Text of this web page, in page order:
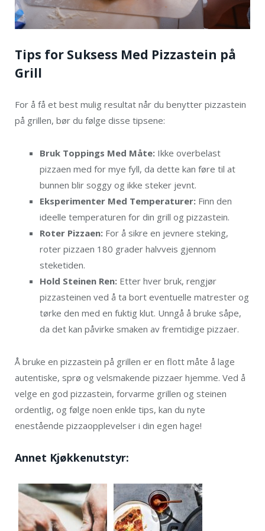
Tips for Suksess Med Pizzastein på
Grill
For å få et best mulig resultat når du benytter pizzastein
på grillen, bør du følge disse tipsene:
Bruk Toppings Med Måte: Ikke overbelast
pizzaen med for mye fyll, da dette kan føre til at
bunnen blir soggy og ikke steker jevnt.
Eksperimenter Med Temperaturer: Finn den
ideelle temperaturen for din grill og pizzastein.
Roter Pizzaen: For å sikre en jevnere steking,
roter pizzaen 180 grader halvveis gjennom
steketiden.
Hold Steinen Ren: Etter hver bruk, rengjør
pizzasteinen ved å ta bort eventuelle matrester og
tørke den med en fuktig klut. Unngå å bruke såpe,
da det kan påvirke smaken av fremtidige pizzaer.
Å bruke en pizzastein på grillen er en flott måte å lage
autentiske, sprø og velsmakende pizzaer hjemme. Ved å
velge en god pizzastein, forvarme grillen og steinen
ordentlig, og følge noen enkle tips, kan du nyte
enestående pizzaopplevelser i din egen hage!
Annet Kjøkkenutstyr: